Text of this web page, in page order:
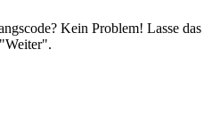
Kein Problem! Lasse das